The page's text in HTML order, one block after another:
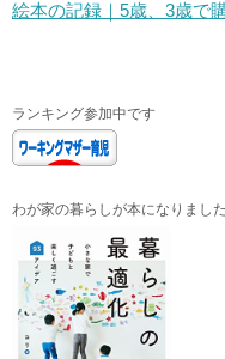
絵本の記録｜5歳、3歳で
ランキング参加中です
わが家の暮らしが本になりました